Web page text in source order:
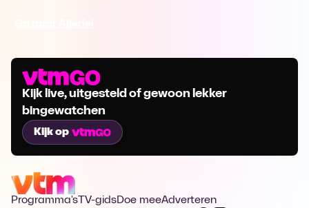
Kijk live, uitgesteld of gewoon lekker
bingewatchen
Kijk op
Programma's TV-gidsDoe meeAdverteren